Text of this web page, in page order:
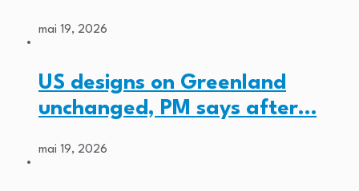
mai 19, 2026
US designs on Greenland
unchanged, PM says after…
mai 19, 2026